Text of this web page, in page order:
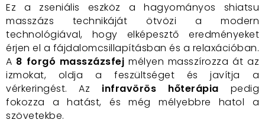
Ez a zseniális eszköz a hagyományos shiatsu
masszázs technikáját ötvözi a modern
technológiával, hogy elképesztő eredményeket
érjen el a fájdalomcsillapításban és a relaxációban.
A 8 forgó masszázsfej mélyen masszírozza át az
izmokat, oldja a feszültséget és javítja a
vérkeringést. Az infravörös hőterápia pedig
fokozza a hatást, és még mélyebbre hatol a
szövetekbe.